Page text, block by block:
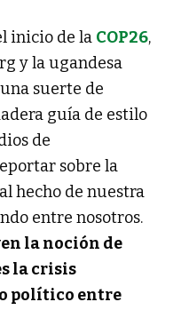
inicio de la COP26,
y la ugandesa
suerte de
guía de estilo
de
sobre la
hecho de nuestra
entre nosotros.
la noción de
la crisis
político entre